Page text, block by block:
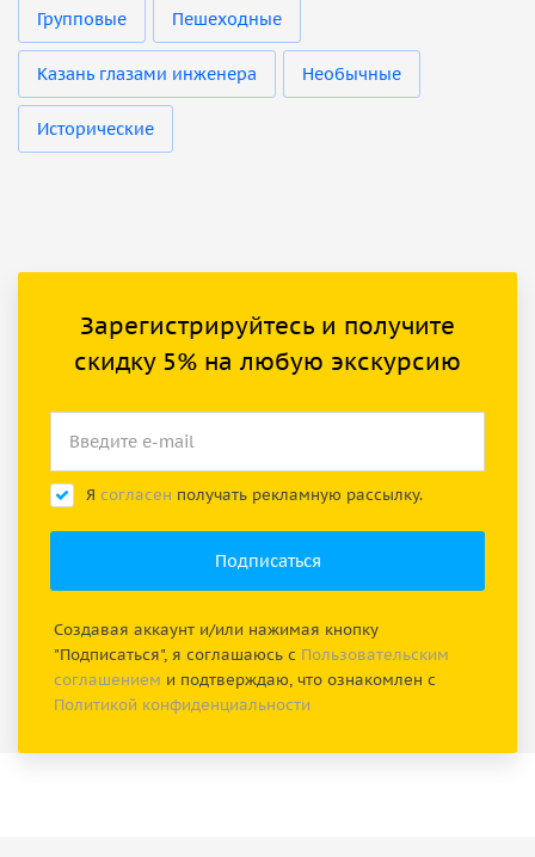
Групповые Пешеходные
Казань глазами инженера Необычные
Исторические
Зарегистрируйтесь и получите
скидку 5% на любую экскурсию
Я согласен получать рекламную рассылку.
Создавая аккаунт и/или нажимая кнопку
"Подписаться", я соглашаюсь с Пользовательским
соглашением и подтверждаю, что ознакомлен с
Политикой конфиденциальности